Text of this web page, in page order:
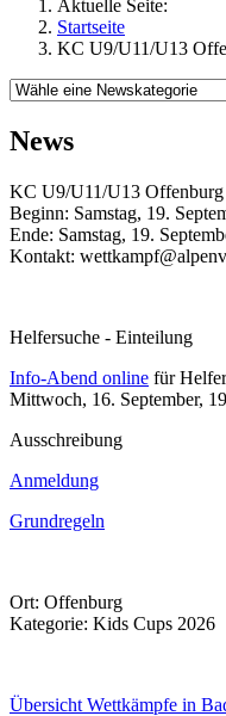
Aktuelle Seite:
Startseite
KC U9/U11/U13
News
KC U9/U11/U13 Offenburg
Beginn: Samstag, 19.
Ende: Samstag, 19.
Kontakt:
Helfersuche - Einteilung
Info-Abend online für
Mittwoch, 16. September,
Ausschreibung
Anmeldung
Grundregeln
Ort: Offenburg
Kategorie: Kids Cups 2026
Übersicht Wettkämpfe in